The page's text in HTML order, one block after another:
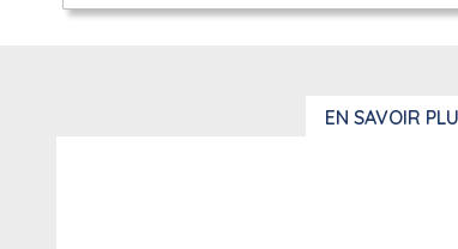
EN SAVOIR